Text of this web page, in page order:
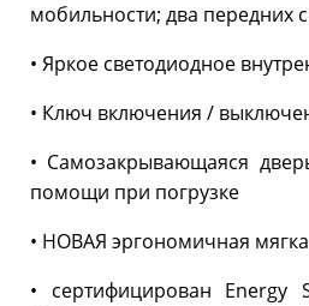
мобильности; два передних
• Яркое светодиодное
• Ключ включения /
• Самозакрывающаяся
помощи при погрузке
• НОВАЯ эргономичная
• сертифицирован Energy